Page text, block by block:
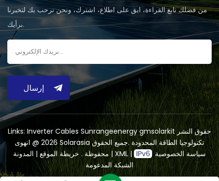
من فضلك تابع القراءة، ابق على اطلاع، اشترك، ونحن نرحب بك لتخبرنا
برأيك.
إرسال
Links: Inverter Cables Sunrangeenergy gmsolarkit
2026 @ انهوى Solarasia تكنولوجيا الطاقة المحدودة .جميع الحقوق
محفوظة . خريطة الموقع | | XML|
سياسة الخصوصية
الشبكة المدعومة